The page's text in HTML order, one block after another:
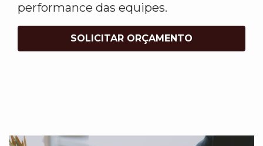
performance das equipes.
SOLICITAR ORÇAMENTO